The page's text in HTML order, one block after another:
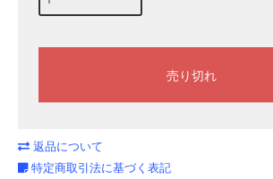
返品について
特定商取引法に基づく表記